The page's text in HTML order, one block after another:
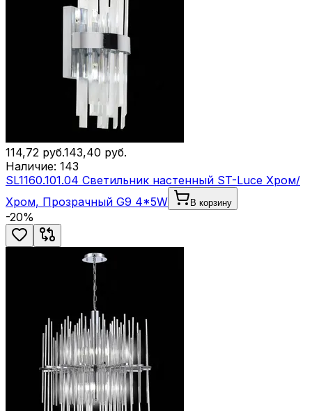
114,72 руб.143,40 руб.
Наличие: 143
SL1160.101.04 Светильник настенный ST-Luce Хром/
Хром, Прозрачный G9 4*5W
В корзину
-20%